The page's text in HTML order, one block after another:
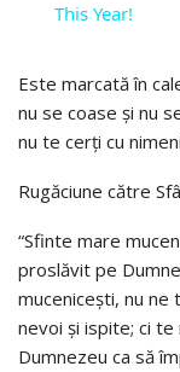
This Year!
Este marcată în
nu se coase și nu
nu te cerți cu
Rugăciune către
“Sfinte mare
proslăvit pe
mucenicești, nu ne
nevoi și ispite; ci
Dumnezeu ca să